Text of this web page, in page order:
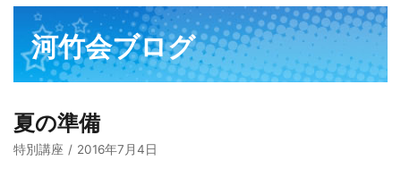
キ
プ
新着情報
□ お知らせ
河竹会について
□ 河竹会について
□ 小学部
実 績
河竹会ブログ
夏の準備
特別講座 2016年7月4日